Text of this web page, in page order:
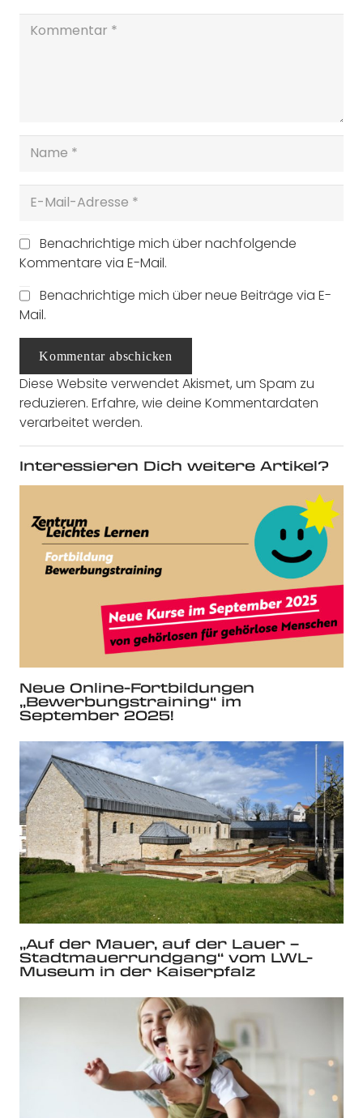
Benachrichtige mich über nachfolgende
Kommentare via E-Mail.
Benachrichtige mich über neue Beiträge via E-
Mail.
Kommentar abschicken
Diese Website verwendet Akismet, um Spam zu
reduzieren. Erfahre, wie deine Kommentardaten
verarbeitet werden.
Interessieren Dich weitere Artikel?
Neue Online-Fortbildungen
„Bewerbungstraining“ im
September 2025!
„Auf der Mauer, auf der Lauer –
Stadtmauerrundgang“ vom LWL-
Museum in der Kaiserpfalz